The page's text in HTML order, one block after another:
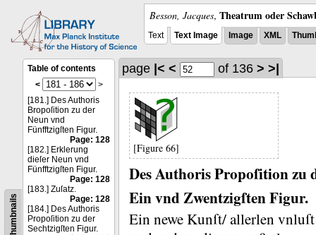
Besson, Jacques, Theatrum oder
Text Text Image Image XML
Thumbnails
Table of contents
<
>
[181.] Des Authoris
Bropoſition zu der
Neun vnd
Fünfftzigſten Figur.
Page: 128
[182.] Erklerung
dieſer Neun vnd
Fünfftzigſten Figur.
Page: 128
[183.] Zuſatz.
Page: 128
[184.] Des Authoris
Propoſition zu der
Sechtzigſten Figur.
page |< < of 136 > >|
[Figure 66]
Des Authoris Propoſition zu
Ein vnd Zwentzigſten Figur.
Ein newe Kunſt/ allerlen